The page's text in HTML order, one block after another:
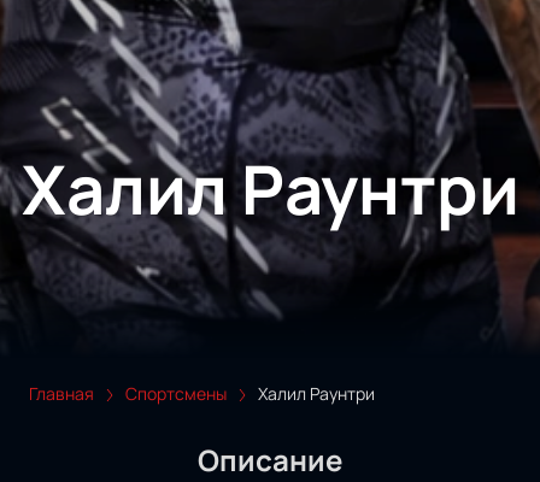
Халил Раунтри
Главная Спортсмены Халил Раунтри
Описание